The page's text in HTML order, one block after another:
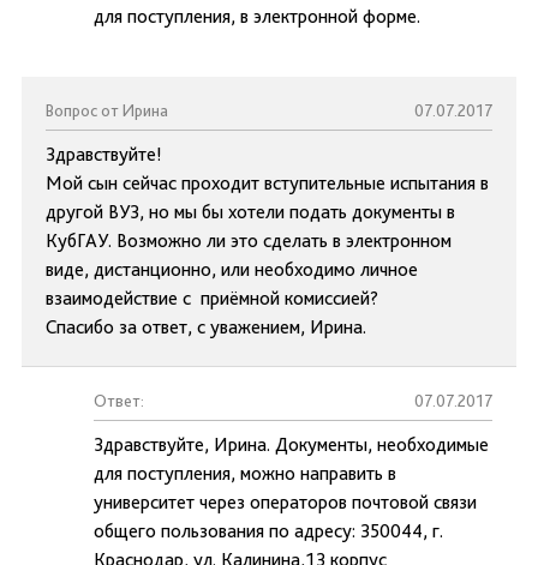
для поступления, в электронной форме.
Вопрос от Ирина 07.07.2017
Здравствуйте!
Мой сын сейчас проходит вступительные испытания в
другой ВУЗ, но мы бы хотели подать документы в
КубГАУ. Возможно ли это сделать в электронном
виде, дистанционно, или необходимо личное
взаимодействие с приёмной комиссией?
Спасибо за ответ, с уважением, Ирина.
Ответ: 07.07.2017
Здравствуйте, Ирина. Документы, необходимые
для поступления, можно направить в
университет через операторов почтовой связи
общего пользования по адресу: 350044, г.
Краснодар, ул. Калинина,13 корпус